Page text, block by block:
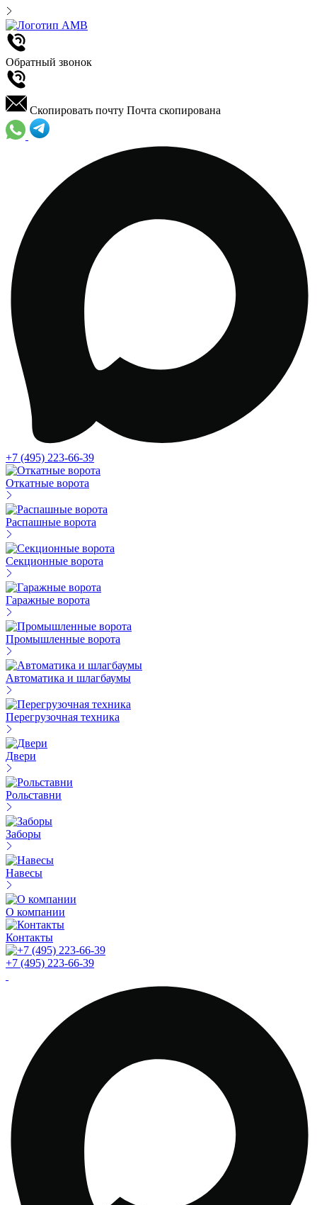
Обратный звонок
Скопировать почту Почта скопирована
+7 (495) 223-66-39
Откатные ворота
Распашные ворота
Секционные ворота
Гаражные ворота
Промышленные ворота
Автоматика и шлагбаумы
Перегрузочная техника
Двери
Рольставни
Заборы
Навесы
О компании
Контакты
+7 (495) 223-66-39